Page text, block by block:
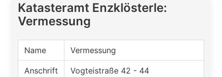
Katasteramt Enzklösterle:
Vermessung
Name Vermessung
Anschrift
Vogteistraße 42 - 44